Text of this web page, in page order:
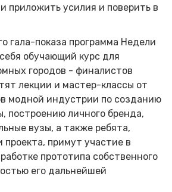
приложить усилия и поверить в
гала-показа программа Недели
обучающий курс для
городов - финалистов
лекции и мастер-классы от
модной индустрии по созданию
построению личного бренда,
вузы, а также ребята,
проекта, примут участие в
прототипа собственного
его дальнейшей